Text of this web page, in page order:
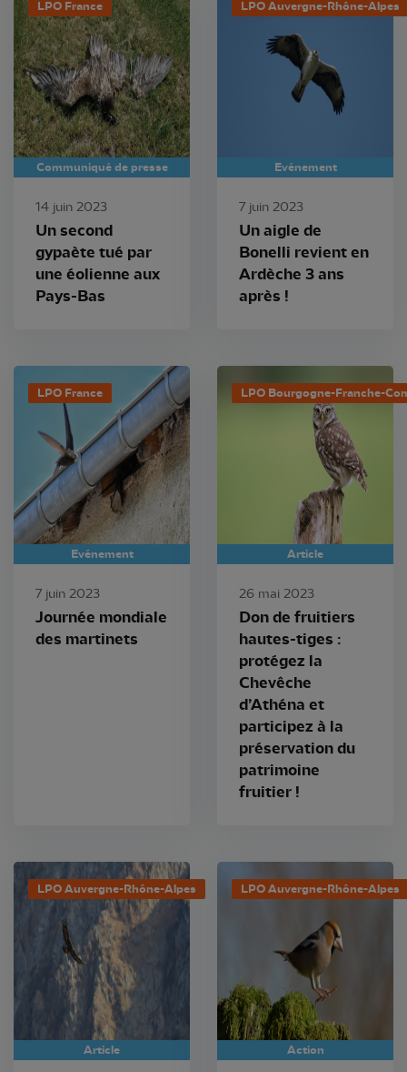
LPO France
Communiqué de presse
14 juin 2023
Un second
gypaète tué par
une éolienne aux
Pays-Bas
LPO Auvergne-Rhône-Alpes
Evénement
7 juin 2023
Un aigle de
Bonelli revient en
Ardèche 3 ans
après !
LPO France
Evénement
7 juin 2023
Journée mondiale
des martinets
LPO Bourgogne-Franche-
Article
26 mai 2023
Don de fruitiers
hautes-tiges :
protégez la
Chevêche
d’Athéna et
participez à la
préservation du
patrimoine
fruitier !
LPO Auvergne-Rhône-Alpes
Article
LPO Auvergne-Rhône-Alpes
Action